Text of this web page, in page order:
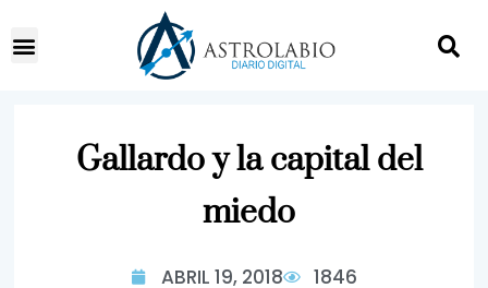
Gallardo y la capital del
miedo
ABRIL 19, 2018 1846